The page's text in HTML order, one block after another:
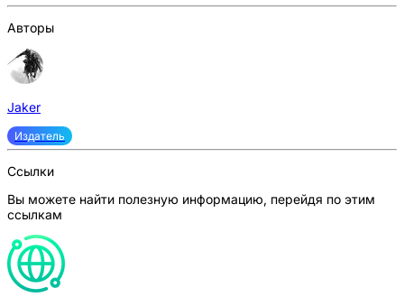
Авторы
Jaker
Издатель
Ссылки
Вы можете найти полезную информацию, перейдя по этим
ссылкам